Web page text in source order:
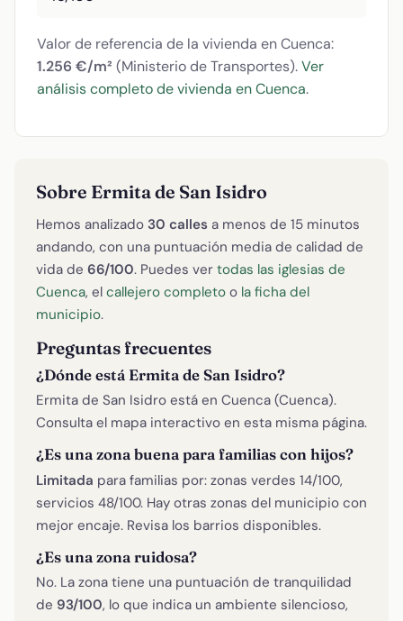
Valor de referencia de la vivienda en Cuenca:
1.256 €/m² (Ministerio de Transportes).Ver
análisis completo de vivienda en Cuenca.
Sobre Ermita de San Isidro
Hemos analizado 30 calles a menos de 15 minutos
andando, con una puntuación media de calidad de
vida de 66/100. Puedes ver todas las iglesias de
Cuenca, el callejero completo o la ficha del
municipio.
Preguntas frecuentes
¿Dónde está Ermita de San Isidro?
Ermita de San Isidro está en Cuenca (Cuenca).
Consulta el mapa interactivo en esta misma página.
¿Es una zona buena para familias con hijos?
Limitada para familias por: zonas verdes 14/100,
servicios 48/100. Hay otras zonas del municipio con
mejor encaje. Revisa los barrios disponibles.
¿Es una zona ruidosa?
No. La zona tiene una puntuación de tranquilidad
de 93/100, lo que indica un ambiente silencioso,